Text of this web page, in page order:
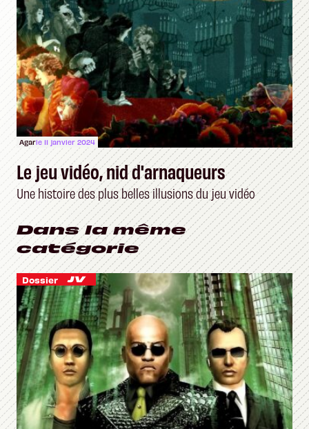
Agarle 11 janvier 2024
Le jeu vidéo, nid d'arnaqueurs
Une histoire des plus belles illusions du jeu vidéo
Dans la même
catégorie
Dossier